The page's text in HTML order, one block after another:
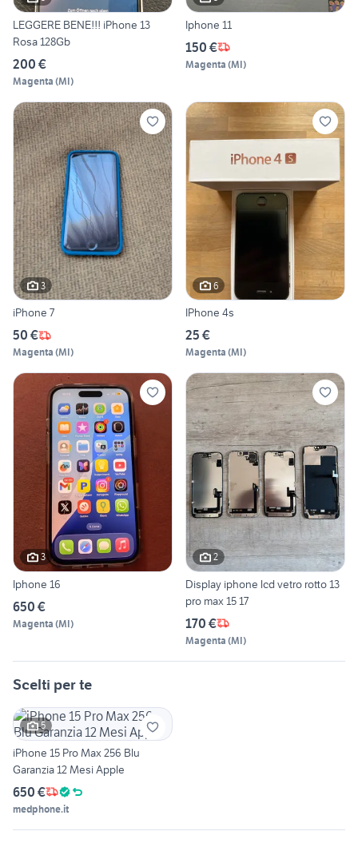
LEGGERE BENE!!! iPhone 13
Rosa 128Gb
200 €
Magenta (MI)
Iphone 11
150 €
Magenta (MI)
3
iPhone 7
50 €
Magenta (MI)
6
IPhone 4s
25 €
Magenta (MI)
3
Iphone 16
650 €
Magenta (MI)
2
Display iphone lcd vetro rotto 13
pro max 15 17
170 €
Magenta (MI)
Scelti per te
5
iPhone 15 Pro Max 256 Blu
Garanzia 12 Mesi Apple
650 €
medphone.it